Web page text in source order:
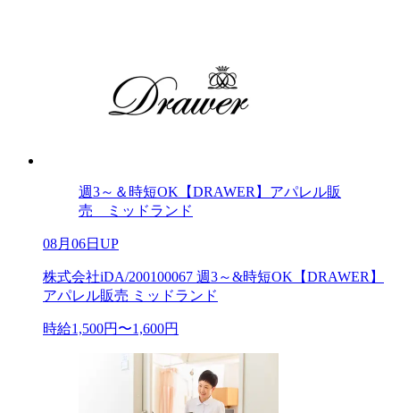
週3～＆時短OK【DRAWER】アパレル販
売 ミッドランド
08月06日UP
株式会社iDA/200100067 週3～&時短OK【DRAWER】
アパレル販売 ミッドランド
時給1,500円〜1,600円